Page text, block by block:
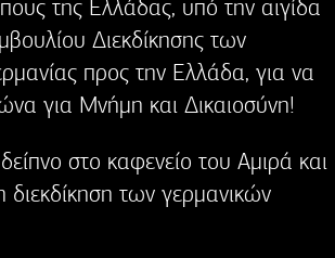
της Ελλάδας, υπό την αιγίδα
Διεκδίκησης των
προς την Ελλάδα, για να
για Μνήμη και Δικαιοσύνη!
στο καφενείο του Αμιρά και
διεκδίκηση των γερμανικών